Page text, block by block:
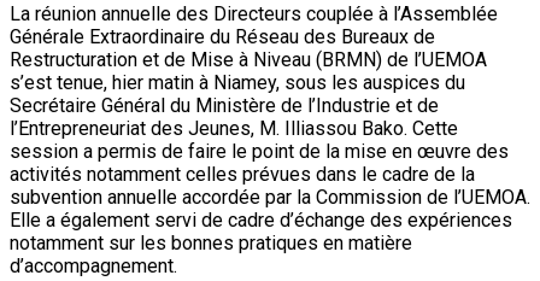
La réunion annuelle des Directeurs couplée à l’Assemblée
Générale Extraordinaire du Réseau des Bureaux de
Restructuration et de Mise à Niveau (BRMN) de l’UEMOA
s’est tenue, hier matin à Niamey, sous les auspices du
Secrétaire Général du Ministère de l’Industrie et de
l’Entrepreneuriat des Jeunes, M. Illiassou Bako. Cette
session a permis de faire le point de la mise en œuvre des
activités notamment celles prévues dans le cadre de la
subvention annuelle accordée par la Commission de l’UEMOA.
Elle a également servi de cadre d’échange des expériences
notamment sur les bonnes pratiques en matière
d’accompagnement.